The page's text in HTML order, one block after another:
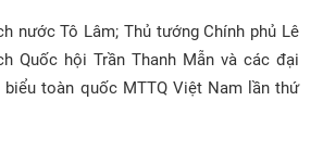
nước Tô Lâm; Thủ tướng Chính phủ Lê
Quốc hội Trần Thanh Mẫn và các đại
toàn quốc MTTQ Việt Nam lần thứ